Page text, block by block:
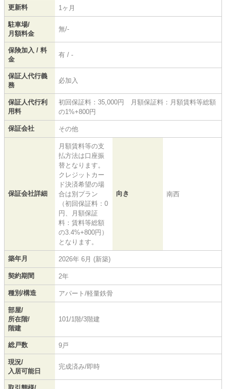
更新料 1ヶ月
駐車場/
月額料金
無/-
保険加入 / 料
金
有 / -
保証人代行義
務
必加入
保証人代行利
用料
初回保証料：35,000円 月額保証料：月額賃料等総額
の1%+800円
保証会社 その他
保証会社詳細
月額賃料等の支
払方法は口座振
替となります。
クレジットカー
ド決済希望の場
合は別プラン
（初回保証料：0
円、月額保証
料：賃料等総額
の3.4%+800円）
となります。
向き 南西
築年月 2026年 6月 (新築)
契約期間 2年
種別/構造 アパート/軽量鉄骨
部屋/
所在階/
階建
101/1階/3階建
総戸数 9戸
現況/
入居可能日
完成済み/即時